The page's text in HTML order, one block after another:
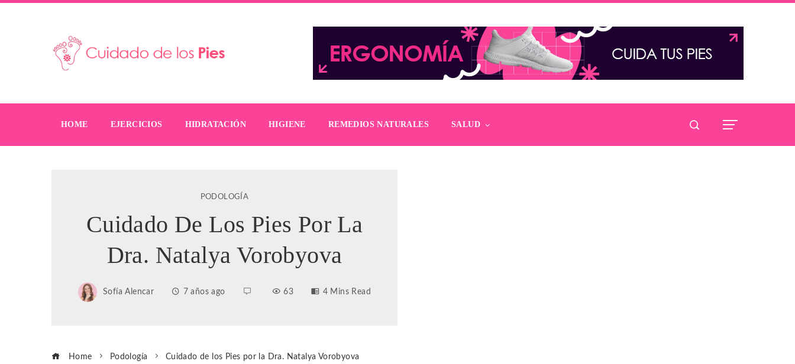
HOME EJERCICIOS HIDRATACIÓN HIGIENE REMEDIOS NATURALES SALUD
PODOLOGÍA
Cuidado De Los Pies Por La
Dra. Natalya Vorobyova
Sofía Alencar 7 años ago 63 4 Mins Read
Home Podología Cuidado de los Pies por la Dra. Natalya Vorobyova